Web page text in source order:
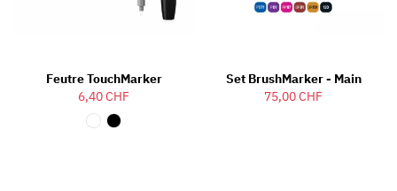
Feutre TouchMarker
6,40 CHF
Set BrushMarker - Main
75,00 CHF